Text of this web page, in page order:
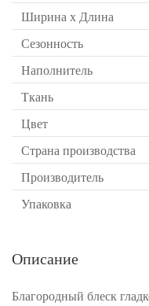
Ширина х Длина
Сезонность
Наполнитель
Ткань
Цвет
Страна производства
Производитель
Упаковка
Описание
Благородный блеск